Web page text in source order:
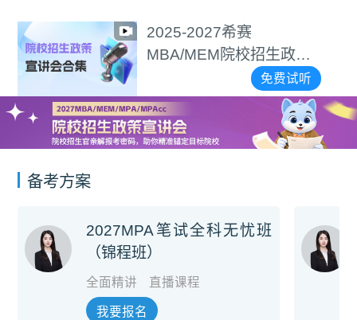
招生政策
备考方案
2027MPA笔试全科无忧班
（锦程班）
全面精讲 直播课程
我要报名